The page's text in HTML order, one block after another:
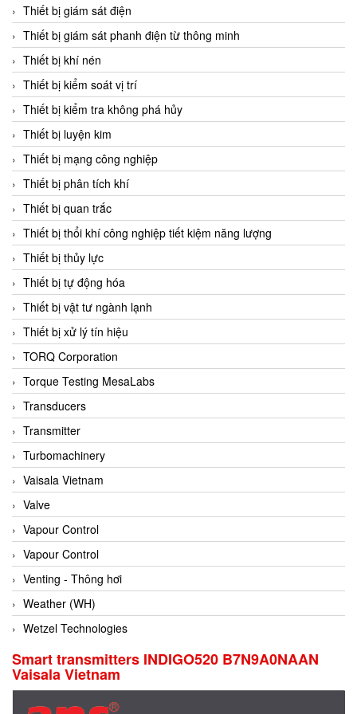
Chromalox
ChuanYi
CIC
Clage
Clake Fololo
Clark Cooper
CMC Ventilazione
Coax Valves Inc
Codel
Cofimco
Coltraco
Comat Releco
Comax
COMETECH VietNam
COMFILE Technology
Conch
Conductix/ WAMPFLER
Contrec
Contrinex
Control Solution Minesota
Copeland
Cortem
Cosa Xentaur
Cosil
Coulton
Crouzet
Crutec Dust Zero Vietnam
Thiết bị giám sát điện
Thiết bị giám sát phanh điện từ thông minh
Thiết bị khí nén
Thiết bị kiểm soát vị trí
Thiết bị kiểm tra không phá hủy
Thiết bị luyện kim
Thiết bị mạng công nghiệp
Thiết bị phân tích khí
Thiết bị quan trắc
Thiết bị thổi khí công nghiệp tiết kiệm năng lượng
Thiết bị thủy lực
Thiết bị tự động hóa
Thiết bị vật tư ngành lạnh
Thiết bị xử lý tín hiệu
TORQ Corporation
Torque Testing MesaLabs
Transducers
Transmitter
Turbomachinery
Vaisala Vietnam
Valve
Vapour Control
Vapour Control
Venting - Thông hơi
Weather (WH)
Wetzel Technologies
Smart transmitters INDIGO520 B7N9A0NAAN
Vaisala Vietnam